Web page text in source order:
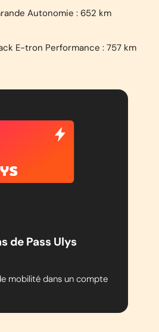
Autonomie : 652 km
E-tron Performance : 757 km
de Pass Ulys
mobilité dans un compte